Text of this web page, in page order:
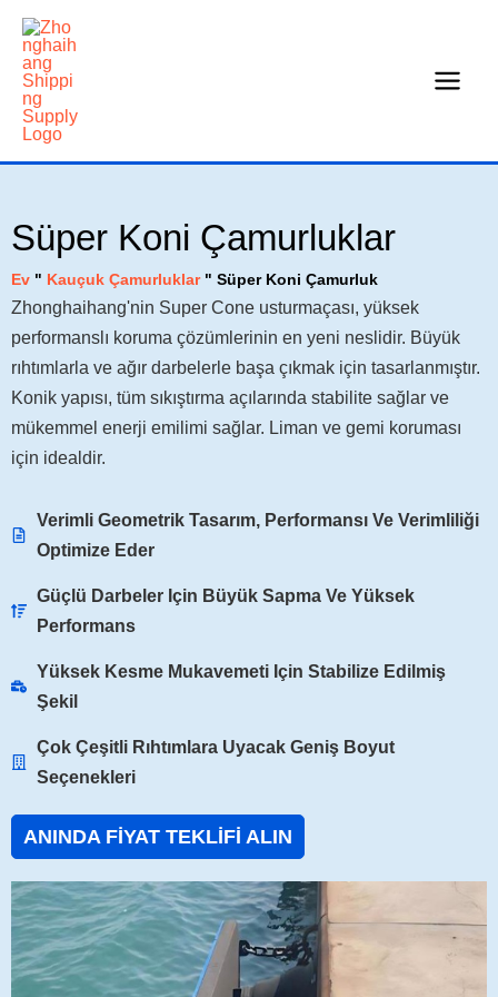
İçeriğe
geç
Süper Koni Çamurluklar
Ev " Kauçuk Çamurluklar" Süper Koni Çamurluk
Zhonghaihang'nin Super Cone usturmaçası, yüksek
performanslı koruma çözümlerinin en yeni neslidir. Büyük
rıhtımlarla ve ağır darbelerle başa çıkmak için tasarlanmıştır.
Konik yapısı, tüm sıkıştırma açılarında stabilite sağlar ve
mükemmel enerji emilimi sağlar. Liman ve gemi koruması
için idealdir.
Verimli Geometrik Tasarım, Performansı Ve Verimliliği
Optimize Eder
Güçlü Darbeler Için Büyük Sapma Ve Yüksek
Performans
Yüksek Kesme Mukavemeti Için Stabilize Edilmiş
Şekil
Çok Çeşitli Rıhtımlara Uyacak Geniş Boyut
Seçenekleri
ANINDA FIYAT TEKLIFI ALIN